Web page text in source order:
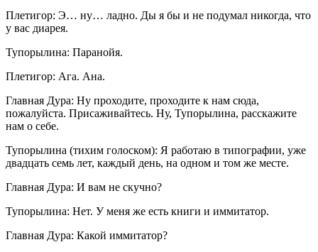
Плетигор: Э… ну… ладно. Ды я бы и не подумал никогда, что
у вас диарея.
Тупорылина: Паранойя.
Плетигор: Ага. Ана.
Главная Дура: Ну проходите, проходите к нам сюда,
пожалуйста. Присаживайтесь. Ну, Тупорылина, расскажите
нам о себе.
Тупорылина (тихим голоском): Я работаю в типографии, уже
двадцать семь лет, каждый день, на одном и том же месте.
Главная Дура: И вам не скучно?
Тупорылина: Нет. У меня же есть книги и иммитатор.
Главная Дура: Какой иммитатор?